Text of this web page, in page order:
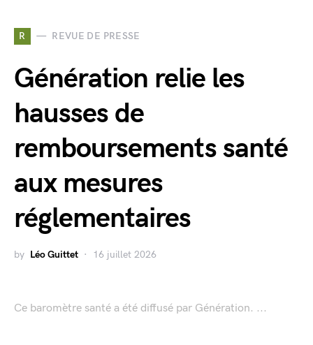
R REVUE DE PRESSE
Génération relie les
hausses de
remboursements santé
aux mesures
réglementaires
by Léo Guittet 16 juillet 2026
Ce baromètre santé a été diffusé par Génération. ...